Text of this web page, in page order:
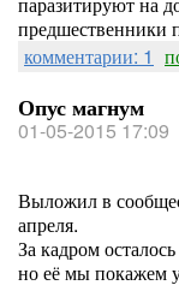
предшественники
комментарии: 1
Опус магнум
01-05-2015 17:09
Выложил в
апреля.
За кадром
но её мы покажем